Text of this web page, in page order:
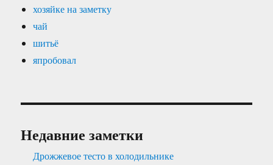
хозяйке на заметку
чай
шитьё
япробовал
Недавние заметки
Дрожжевое тесто в холодильнике